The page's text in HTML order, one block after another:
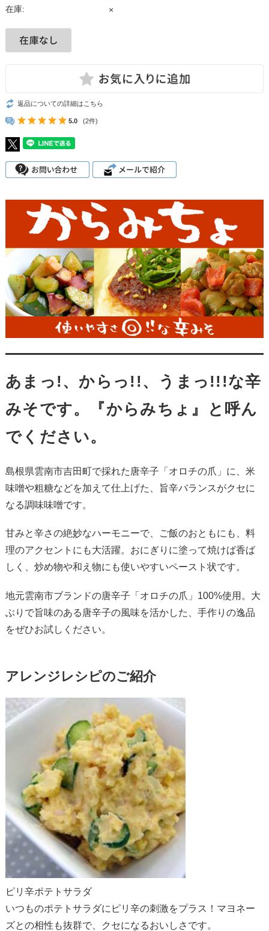
在庫: ×
返品についての詳細はこちら
5.0 (2件)
あまっ!、からっ!!、うまっ!!!な辛
みそです。『からみちょ』と呼ん
でください。
島根県雲南市吉田町で採れた唐辛子「オロチの爪」に、米
味噌や粗糖などを加えて仕上げた、旨辛バランスがクセに
なる調味味噌です。
甘みと辛さの絶妙なハーモニーで、ご飯のおともにも、料
理のアクセントにも大活躍。おにぎりに塗って焼けば香ば
しく、炒め物や和え物にも使いやすいペースト状です。
地元雲南市ブランドの唐辛子「オロチの爪」100%使用。大
ぶりで旨味のある唐辛子の風味を活かした、手作りの逸品
をぜひお試しください。
アレンジレシピのご紹介
ピリ辛ポテトサラダ
いつものポテトサラダにピリ辛の刺激をプラス！マヨネー
ズとの相性も抜群で、クセになるおいしさです。